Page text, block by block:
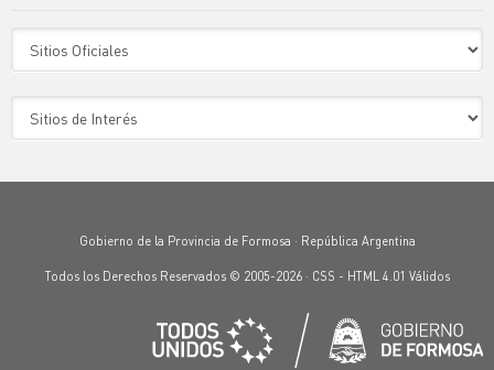
Gobierno de la Provincia de Formosa · República Argentina
Todos los Derechos Reservados © 2005-2026 · CSS - HTML 4.01 Válidos